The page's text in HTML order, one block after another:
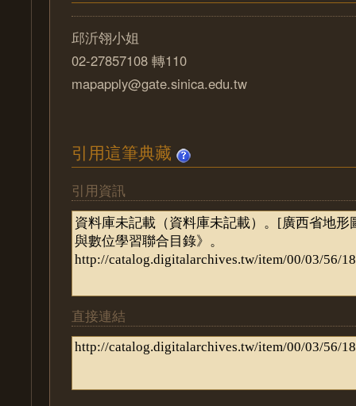
邱沂翎小姐
02-27857108 轉110
mapapply@gate.sinica.edu.tw
引用這筆典藏
引用資訊
直接連結